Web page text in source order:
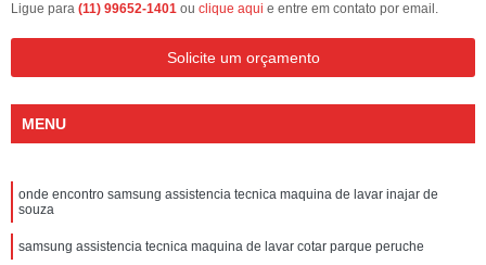
Ligue para (11) 99652-1401 ou clique aqui e entre em contato por email.
Solicite um orçamento
MENU
onde encontro samsung assistencia tecnica maquina de lavar inajar de
souza
samsung assistencia tecnica maquina de lavar cotar parque peruche